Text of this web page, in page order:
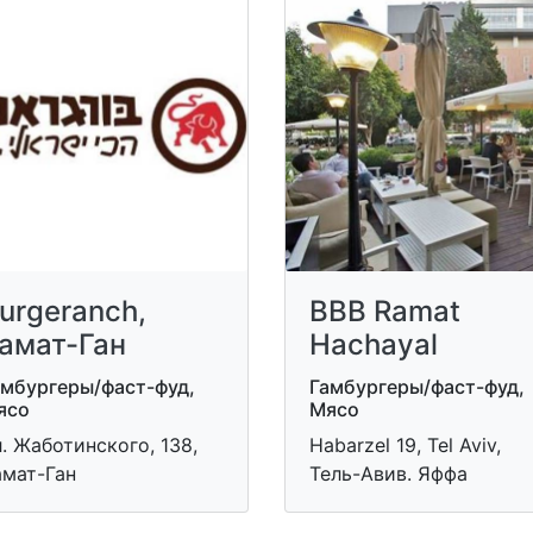
Ган
фаст-фуд,
Жаботинского, 138,
Ган
BBB Ramat
Hachayal
Гамбургеры/фаст-фуд,
Мясо
Habarzel 19, Tel Aviv,
Тель-Авив. Яффа